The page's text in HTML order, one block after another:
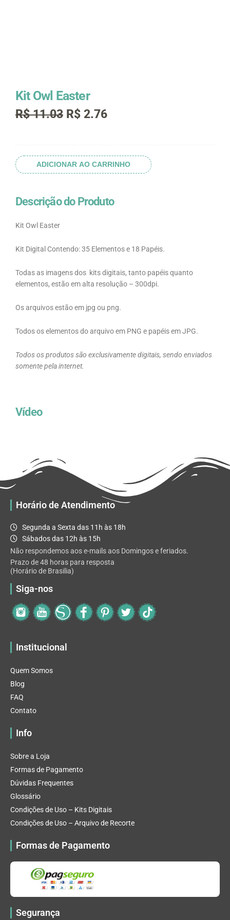
Kit Owl Easter
R$11.03 O
R$ 11.03.
R$ 2.76O
R$ 2.76.
Owl
Easter
ADICIONAR AO CARRINHO
Descrição do Produto
Kit Owl Easter
Kit Digital Contendo: 35 Elementos e 18 Papéis.
Todas as imagens dos kits digitais, tanto papéis quanto
elementos, estão em alta resolução – 300dpi.
Os arquivos estão em jpg ou png.
Todos os elementos do arquivo em PNG e papéis em JPG.
Todos os produtos são exclusivamente digitais, sendo enviados
somente pela internet.
Vídeo
Horário de Atendimento
Segunda a Sexta das 11h às 18h
Sábados das 12h às 15h
Não respondemos aos e-mails aos Domingos e feriados.
Prazo de 48 horas para resposta
(Horário de Brasilia)
Siga-nos
Institucional
Quem Somos
Blog
FAQ
Contato
Info
Sobre a Loja
Formas de Pagamento
Dúvidas Frequentes
Glossário
Condições de Uso – Kits Digitais
Condições de Uso – Arquivo de Recorte
Formas de Pagamento
Segurança